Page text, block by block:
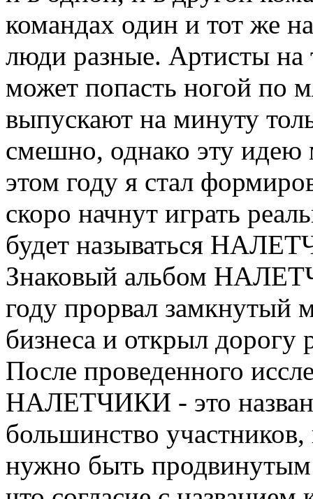
командах один и тот же
люди разные. Артисты на
может попасть ногой по
выпускают на минуту
смешно, однако эту идею
этом году я стал
скоро начнут играть
будет называться
Знаковый альбом
году прорвал замкнутый
бизнеса и открыл дорогу
После проведенного
НАЛЕТЧИКИ - это
большинство
нужно быть